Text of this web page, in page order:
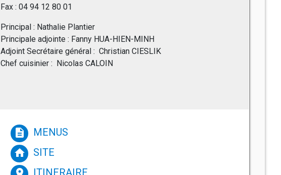
Fax : 04 94 12 80 01
Principal : Nathalie Plantier
Principale adjointe : Fanny HUA-HIEN-MINH
Adjoint Secrétaire général : Christian CIESLIK
Chef cuisinier : Nicolas CALOIN
description
MENUS
home
SITE
ITINERAIRE